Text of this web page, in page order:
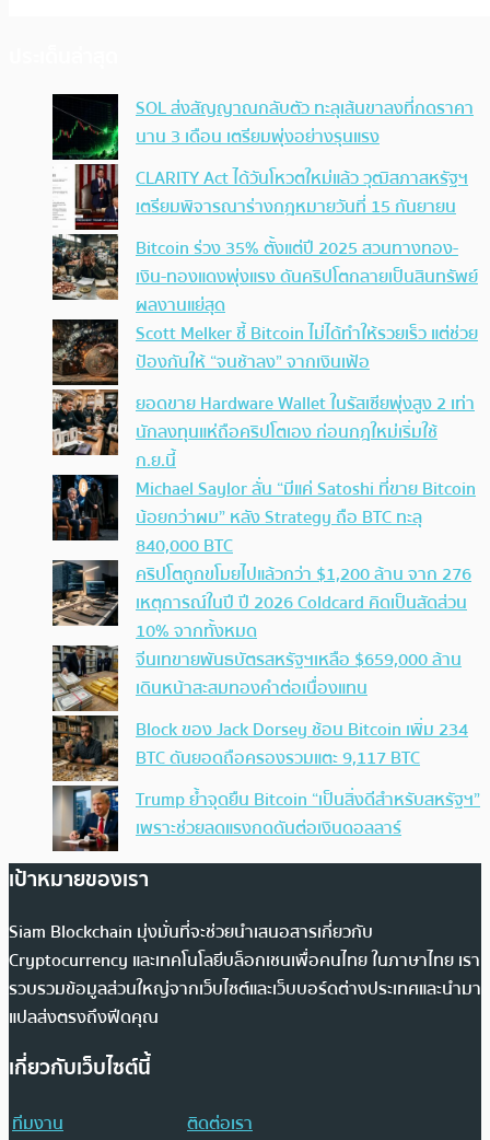
SOL ส่งสัญญาณกลับตัว ทะลุเส้นขาลงที่กดราคา
นาน 3 เดือน เตรียมพุ่งอย่างรุนแรง
CLARITY Act ได้วันโหวตใหม่แล้ว วุฒิสภาสหรัฐฯ
เตรียมพิจารณาร่างกฎหมายวันที่ 15 กันยายน
Bitcoin ร่วง 35% ตั้งแต่ปี 2025 สวนทางทอง-
เงิน-ทองแดงพุ่งแรง ดันคริปโตกลายเป็นสินทรัพย์
ผลงานแย่สุด
Scott Melker ชี้ Bitcoin ไม่ได้ทำให้รวยเร็ว แต่ช่วย
ป้องกันให้ “จนช้าลง” จากเงินเฟ้อ
ยอดขาย Hardware Wallet ในรัสเซียพุ่งสูง 2 เท่า
นักลงทุนแห่ถือคริปโตเอง ก่อนกฎใหม่เริ่มใช้
ก.ย.นี้
Michael Saylor ลั่น “มีแค่ Satoshi ที่ขาย Bitcoin
น้อยกว่าผม” หลัง Strategy ถือ BTC ทะลุ
840,000 BTC
คริปโตถูกขโมยไปแล้วกว่า $1,200 ล้าน จาก 276
เหตุการณ์ในปี ปี 2026 Coldcard คิดเป็นสัดส่วน
10% จากทั้งหมด
จีนเทขายพันธบัตรสหรัฐฯเหลือ $659,000 ล้าน
เดินหน้าสะสมทองคำต่อเนื่องแทน
Block ของ Jack Dorsey ช้อน Bitcoin เพิ่ม 234
BTC ดันยอดถือครองรวมแตะ 9,117 BTC
Trump ย้ำจุดยืน Bitcoin “เป็นสิ่งดีสำหรับสหรัฐฯ”
เพราะช่วยลดแรงกดดันต่อเงินดอลลาร์
เป้าหมายของเรา
Siam Blockchain มุ่งมั่นที่จะช่วยนำเสนอสารเกี่ยวกับ
Cryptocurrency และเทคโนโลยีบล็อกเชนเพื่อคนไทย ในภาษาไทย เรา
รวบรวมข้อมูลส่วนใหญ่จากเว็บไซต์และเว็บบอร์ดต่างประเทศและนำมา
แปลส่งตรงถึงฟีดคุณ
เกี่ยวกับเว็บไซต์นี้
ทีมงาน
ติดต่อเรา